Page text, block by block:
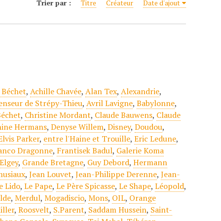
Trier par : Titre Créateur Date d'ajout
,Achille Chavée,Alan Tex,Alexandrie,
de Strépy-Thieu,Avril Lavigne,Babylonne,
, Christine Mordant, Claude Bauwens, Claude
Hermans,Denyse Willem,Disney,Doudou,
Parker, entre l'Haine et Trouille,Eric Ledune,
Dragonne, Frantisek Badul, Galerie Koma
, Grande Bretagne, Guy Debord,Hermann
,Jean Louvet,Jean-Philippe Derenne,Jean-
Lido,Le Pape,Le Père Spicasse,Le Shape,Léopold,
,Merdul,Mogadiscio,Mons, OIL, Orange
,Roosvelt, S.Parent, Saddam Hussein, Saint-